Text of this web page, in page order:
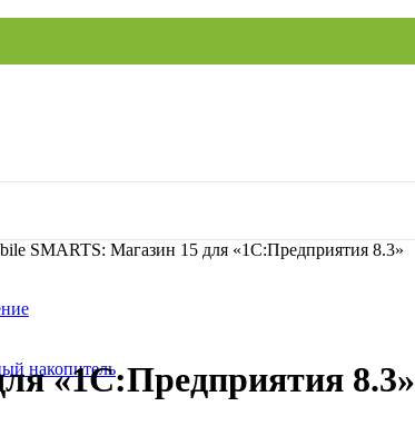
накопитель
SMARTS: Магазин 15 для «1С:Предприятия 8.3»
«1С:Предприятия 8.3»